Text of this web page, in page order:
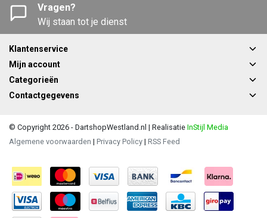
Vragen?
Wij staan tot je dienst
Klantenservice
Mijn account
Categorieën
Contactgegevens
© Copyright 2026 - DartshopWestland.nl | Realisatie InStijl Media
Algemene voorwaarden | Privacy Policy | RSS Feed